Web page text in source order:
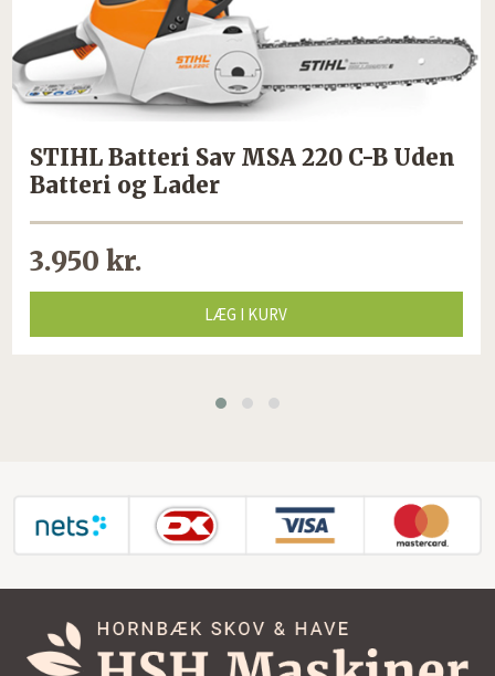
STIHL Batteri Sav MSA 220 C-B Uden
Batteri og Lader
3.950 kr.
LÆG I KURV